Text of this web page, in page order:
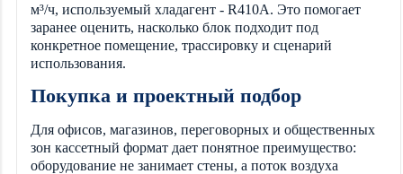
м³/ч, используемый хладагент - R410A. Это помогает
заранее оценить, насколько блок подходит под
конкретное помещение, трассировку и сценарий
использования.
Покупка и проектный подбор
Для офисов, магазинов, переговорных и общественных
зон кассетный формат дает понятное преимущество:
оборудование не занимает стены, а поток воздуха